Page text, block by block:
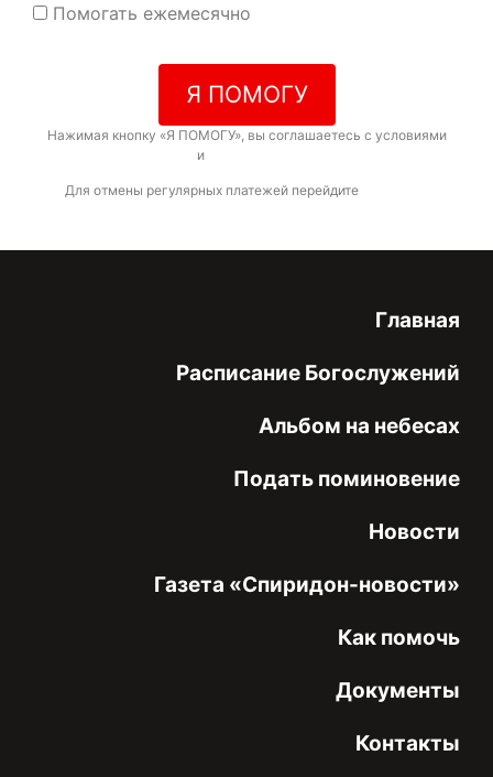
Помогать ежемесячно
Я ПОМОГУ
Нажимая кнопку «Я ПОМОГУ», вы соглашаетесь с условиями
и
Для отмены регулярных платежей перейдите
Главная
Расписание Богослужений
Альбом на небесах
Подать поминовение
Новости
Газета «Спиридон-новости»
Как помочь
Документы
Контакты